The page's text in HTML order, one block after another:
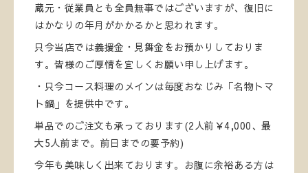
蔵元・従業員とも全員無事ではございますが、復旧に
はかなりの年月がかかるかと思われます。
只今当店では義援金・見舞金をお預かりしておりま
す。皆様のご厚情を宜しくお願い申し上げます。
・只今コース料理のメインは毎度おなじみ「名物トマ
ト鍋」を提供中です。
単品でのご注文も承っております(2人前￥4,000、最
大5人前まで。前日までの要予約)
今年も美味しく出来ております。お腹に余裕ある方は